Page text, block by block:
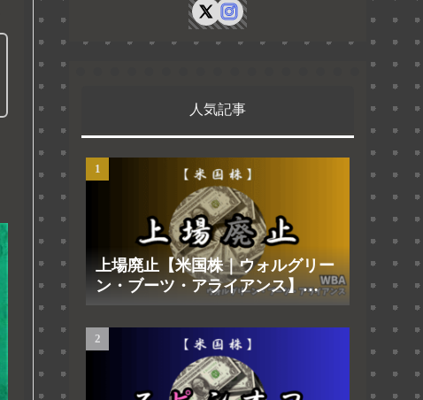
人気記事
上場廃止【米国株｜ウォルグリー
ン・ブーツ・アライアンス】